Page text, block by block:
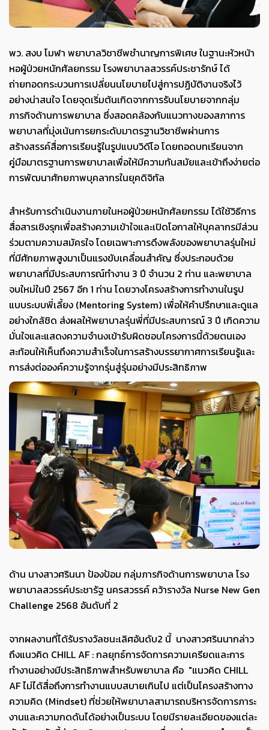
พว. สงบ โมฬา พยาบาลวิชาชีพชำนาญการพิเศษ ในฐานะหัวหน้า
หอผู้ป่วยหนักศัลยกรรม โรงพยาบาลสวรรค์ประชารักษ์ ได้
ถ่ายทอดกระบวนการเปลี่ยนนโยบายไปสู่การปฏิบัติงานจริงไว้
อย่างน่าสนใจ โดยจุดเริ่มต้นเกิดจากการรับนโยบายจากกลุ่ม
ภารกิจด้านการพยาบาล ซึ่งสอดคล้องกับแนวทางของสภาการ
พยาบาลที่มุ่งเน้นการยกระดับมาตรฐานวิชาชีพผ่านการ
สร้างสรรค์สื่อการเรียนรู้ในรูปแบบวิดีโอ โดยถอดบทเรียนจาก
คู่มือมาตรฐานการพยาบาลเพื่อให้มีความทันสมัยและเข้าถึงง่ายต่อ
การพัฒนาศักยภาพบุคลากรในยุคดิจิทัล
สำหรับการดำเนินงานภายในหอผู้ป่วยหนักศัลยกรรม ได้ใช้วิธีการ
สื่อสารเชิงรุกเพื่อสร้างความเข้าใจและเปิดโอกาสให้บุคลากรมีส่วน
ร่วมตามความสมัครใจ โดยเฉพาะการดึงพลังของพยาบาลรุ่นใหม่
ที่มีศักยภาพสูงมาเป็นแรงขับเคลื่อนสำคัญ ซึ่งประกอบด้วย
พยาบาลที่มีประสบการณ์ทำงาน 3 ปี จำนวน 2 ท่าน และพยาบาล
จบใหม่ในปี 2567 อีก 1 ท่าน โดยวางโครงสร้างการทำงานในรูป
แบบระบบพี่เลี้ยง (Mentoring System) เพื่อให้คำปรึกษาและดูแล
อย่างใกล้ชิด ส่งผลให้พยาบาลรุ่นพี่ที่มีประสบการณ์ 3 ปี เกิดความ
มั่นใจและแสดงความจำนงเข้ารับผิดชอบโครงการนี้ด้วยตนเอง
สะท้อนให้เห็นถึงความสำเร็จในการสร้างบรรยากาศการเรียนรู้และ
การส่งต่อองค์ความรู้จากรุ่นสู่รุ่นอย่างมีประสิทธิภาพ
ด้าน นางสาวศรินนา ป้องป้อม กลุ่มภารกิจด้านการพยาบาล โรง
พยาบาลสวรรค์ประชารัฐ นครสวรรค์ คว้ารางวัล Nurse New Gen
Challenge 2568 อันดับที่ 2
จากผลงานที่ได้รับรางวัลชนะเลิศอันดับ2 นี้ นางสาวศรินนากล่าว
ถึงแนวคิด CHILL AF : กลยุทธ์การจัดการความเครียดและการ
ทำงานอย่างมีประสิทธิภาพสำหรับพยาบาล คือ "แนวคิด CHILL
AF ไม่ได้สื่อถึงการทำงานแบบสบายเกินไป แต่เป็นโครงสร้างทาง
ความคิด (Mindset) ที่ช่วยให้พยาบาลสามารถบริหารจัดการภาระ
งานและความกดดันได้อย่างเป็นระบบ โดยมีรายละเอียดของแต่ละ